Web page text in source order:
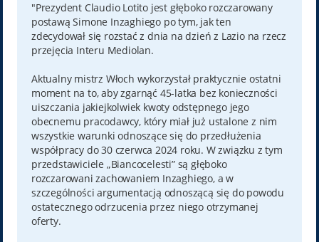
"Prezydent Claudio Lotito jest głęboko rozczarowany
postawą Simone Inzaghiego po tym, jak ten
zdecydował się rozstać z dnia na dzień z Lazio na rzecz
przejęcia Interu Mediolan.
Aktualny mistrz Włoch wykorzystał praktycznie ostatni
moment na to, aby zgarnąć 45-latka bez konieczności
uiszczania jakiejkolwiek kwoty odstępnego jego
obecnemu pracodawcy, który miał już ustalone z nim
wszystkie warunki odnoszące się do przedłużenia
współpracy do 30 czerwca 2024 roku. W związku z tym
przedstawiciele „Biancocelesti” są głęboko
rozczarowani zachowaniem Inzaghiego, a w
szczególności argumentacją odnoszącą się do powodu
ostatecznego odrzucenia przez niego otrzymanej
oferty.